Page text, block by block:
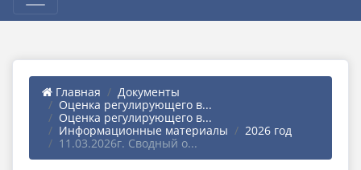
Главная
Документы
Оценка регулирующего в...
Оценка регулирующего в...
Информационные материалы
2026 год
11.03.2026г. Сводный о...